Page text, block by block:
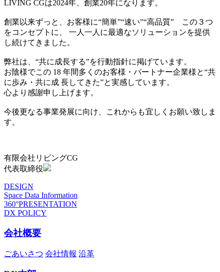
LIVING CGは2024年、創業20年になります。
創業以来ずっと、お客様に“簡単”“速い”“高品質” この３つ
をコンセプトに、 一人一人に最適なソリューションを提供
し続けてきました。
弊社は、“共に成長する”を行動指針に掲げています。
お陰様でこの 18 年間多くのお客様・パートナー企業様と“共
に歩み・共に成 長してきた”と実感しています。
心より感謝申し上げます。
今後更なる事業発展に向け、これからも宜しくお願い致しま
す。
有限会社リビングCG
代表取締役
DESIGN
Space Data Information
360°PRESENTATION
DX POLICY
会社概要
ごあいさつ 会社情報 沿革